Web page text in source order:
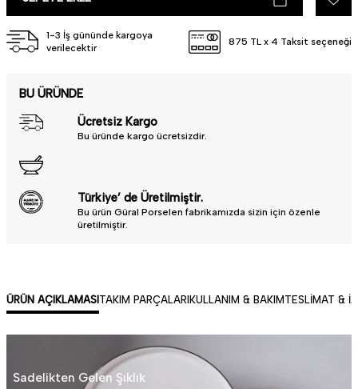
1-3 İş gününde kargoya
verilecektir
875 TL x 4 Taksit seçeneği
BU ÜRÜNDE
Ücretsiz Kargo
Bu üründe kargo ücretsizdir.
Türkiye’ de Üretilmiştir.
Bu ürün Güral Porselen fabrikamızda sizin için özenle
üretilmiştir.
ÜRÜN AÇIKLAMASI TAKIM PARÇALARI KULLANIM & BAKIM TESLIMAT &
Sadelikten Gelen Şıklık